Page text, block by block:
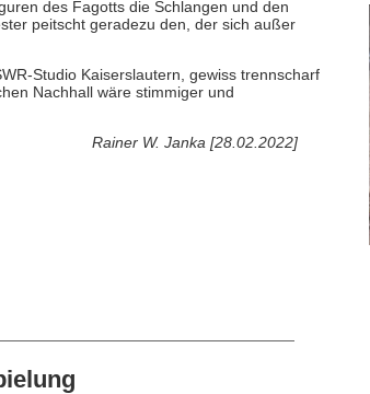
des Fagotts die Schlangen und den
peitscht geradezu den, der sich außer
Studio Kaiserslautern, gewiss trennscharf
Nachhall wäre stimmiger und
Rainer W. Janka [28.02.2022]